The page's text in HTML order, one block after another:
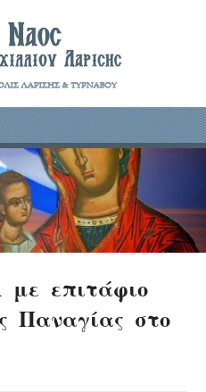
επιτάφιο
Παναγίας στο